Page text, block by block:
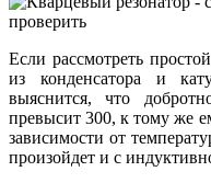
Если рассмотреть
из конденсатора и
выяснится, что
превысит 300, к тому же
зависимости от
произойдет и с